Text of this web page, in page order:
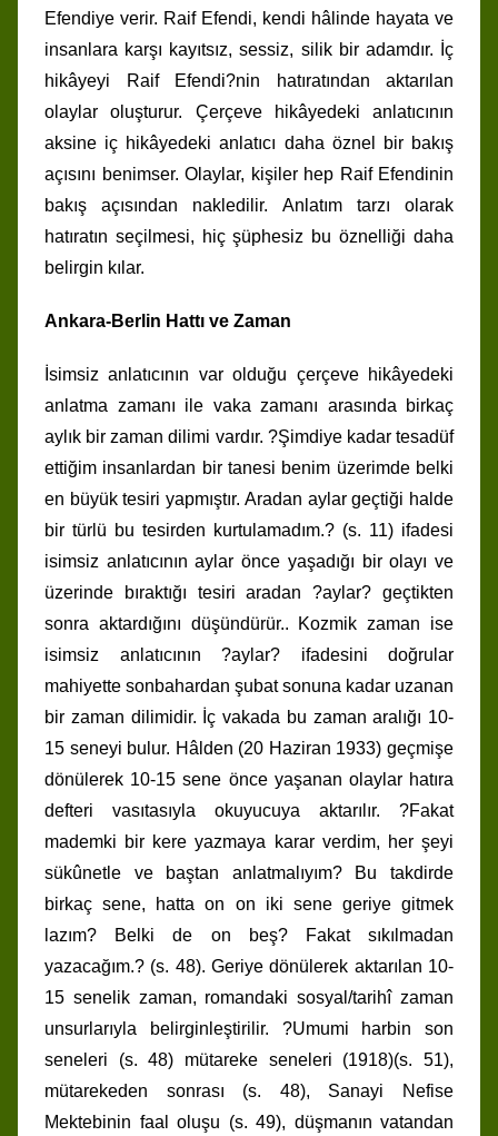
Efendiye verir. Raif Efendi, kendi hâlinde hayata ve
insanlara karşı kayıtsız, sessiz, silik bir adamdır. İç
hikâyeyi Raif Efendi?nin hatıratından aktarılan
olaylar oluşturur. Çerçeve hikâyedeki anlatıcının
aksine iç hikâyedeki anlatıcı daha öznel bir bakış
açısını benimser. Olaylar, kişiler hep Raif Efendinin
bakış açısından nakledilir. Anlatım tarzı olarak
hatıratın seçilmesi, hiç şüphesiz bu öznelliği daha
belirgin kılar.
Ankara-Berlin Hattı ve Zaman
İsimsiz anlatıcının var olduğu çerçeve hikâyedeki
anlatma zamanı ile vaka zamanı arasında birkaç
aylık bir zaman dilimi vardır. ?Şimdiye kadar tesadüf
ettiğim insanlardan bir tanesi benim üzerimde belki
en büyük tesiri yapmıştır. Aradan aylar geçtiği halde
bir türlü bu tesirden kurtulamadım.? (s. 11) ifadesi
isimsiz anlatıcının aylar önce yaşadığı bir olayı ve
üzerinde bıraktığı tesiri aradan ?aylar? geçtikten
sonra aktardığını düşündürür.. Kozmik zaman ise
isimsiz anlatıcının ?aylar? ifadesini doğrular
mahiyette sonbahardan şubat sonuna kadar uzanan
bir zaman dilimidir. İç vakada bu zaman aralığı 10-
15 seneyi bulur. Hâlden (20 Haziran 1933) geçmişe
dönülerek 10-15 sene önce yaşanan olaylar hatıra
defteri vasıtasıyla okuyucuya aktarılır. ?Fakat
mademki bir kere yazmaya karar verdim, her şeyi
sükûnetle ve baştan anlatmalıyım? Bu takdirde
birkaç sene, hatta on on iki sene geriye gitmek
lazım? Belki de on beş? Fakat sıkılmadan
yazacağım.? (s. 48). Geriye dönülerek aktarılan 10-
15 senelik zaman, romandaki sosyal/tarihî zaman
unsurlarıyla belirginleştirilir. ?Umumi harbin son
seneleri (s. 48) mütareke seneleri (1918)(s. 51),
mütarekeden sonrası (s. 48), Sanayi Nefise
Mektebinin faal oluşu (s. 49), düşmanın vatandan